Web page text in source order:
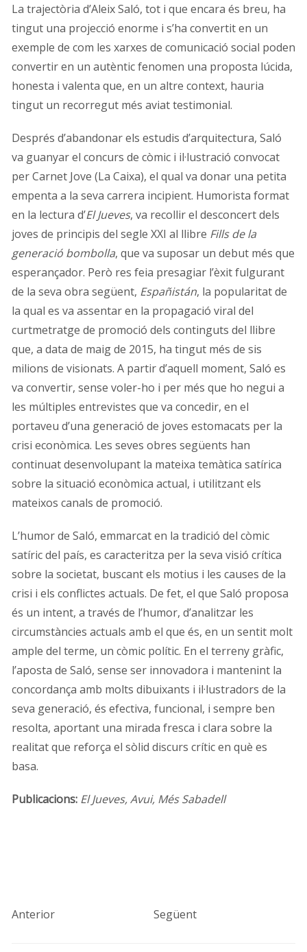
La trajectòria d’Aleix Saló, tot i que encara és breu, ha
tingut una projecció enorme i s’ha convertit en un
exemple de com les xarxes de comunicació social poden
convertir en un autèntic fenomen una proposta lúcida,
honesta i valenta que, en un altre context, hauria
tingut un recorregut més aviat testimonial.
Després d’abandonar els estudis d’arquitectura, Saló
va guanyar el concurs de còmic i il·lustració convocat
per Carnet Jove (La Caixa), el qual va donar una petita
empenta a la seva carrera incipient. Humorista format
en la lectura d’El Jueves, va recollir el desconcert dels
joves de principis del segle XXI al llibre Fills de la
generació bombolla, que va suposar un debut més que
esperançador. Però res feia presagiar l’èxit fulgurant
de la seva obra següent, Españistán, la popularitat de
la qual es va assentar en la propagació viral del
curtmetratge de promoció dels continguts del llibre
que, a data de maig de 2015, ha tingut més de sis
milions de visionats. A partir d’aquell moment, Saló es
va convertir, sense voler-ho i per més que ho negui a
les múltiples entrevistes que va concedir, en el
portaveu d’una generació de joves estomacats per la
crisi econòmica. Les seves obres següents han
continuat desenvolupant la mateixa temàtica satírica
sobre la situació econòmica actual, i utilitzant els
mateixos canals de promoció.
L’humor de Saló, emmarcat en la tradició del còmic
satíric del país, es caracteritza per la seva visió crítica
sobre la societat, buscant els motius i les causes de la
crisi i els conflictes actuals. De fet, el que Saló proposa
és un intent, a través de l’humor, d’analitzar les
circumstàncies actuals amb el que és, en un sentit molt
ample del terme, un còmic polític. En el terreny gràfic,
l’aposta de Saló, sense ser innovadora i mantenint la
concordança amb molts dibuixants i il·lustradors de la
seva generació, és efectiva, funcional, i sempre ben
resolta, aportant una mirada fresca i clara sobre la
realitat que reforça el sòlid discurs crític en què es
basa.
Publicacions: El Jueves, Avui, Més Sabadell
Anterior Següent